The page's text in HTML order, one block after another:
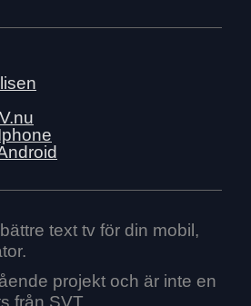
text tv för din mobil,
projekt och är inte en
från SVT.